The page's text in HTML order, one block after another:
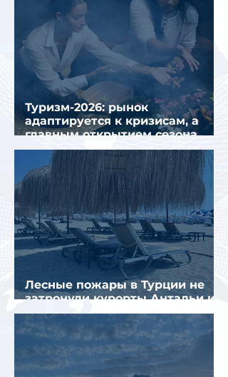
Туризм-2026: рынок
адаптируется к кризисам, а
главным открытием сезона
стал Вьетнам
Лесные пожары в Турции не
затронули курорты Антальи и
Муглы